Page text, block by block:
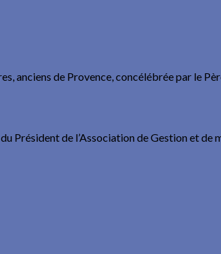
anciens de Provence, concélébrée par le
Président de l’Association de Gestion et de